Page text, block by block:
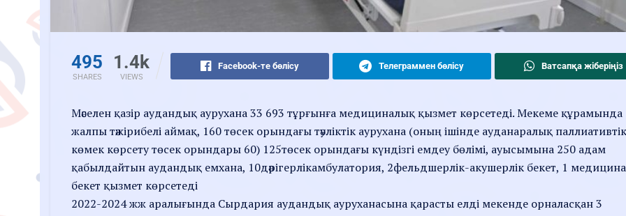
495
SHARES
1.4k
VIEWS
Facebook-те бөлісу Телеграммен бөлісу Ватсапқа жіберіңіз
Мәселен қазір аудандық аурухана 33 693 тұрғынға медициналық қызмет көрсетеді. Мекеме құрамында
жалпы тәжірибелі аймақ, 160 төсек орындағы тәуліктік аурухана (оның ішінде ауданаралық паллиативтік
көмек көрсету төсек орындары 60) 125төсек орындағы күндізгі емдеу бөлімі, ауысымына 250 адам
қабылдайтын аудандық емхана, 10дәрігерлікамбулатория, 2фельдшерлік-акушерлік бекет, 1
бекет қызмет көрсетеді
2022-2024 жж аралығында Сырдария аудандық ауруханасына қарасты елді мекенде орналасқан 3